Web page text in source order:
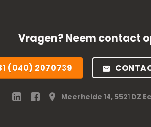
Vragen? Neem contact
(040) 2070739
Meerheide 14, 5521 DZ